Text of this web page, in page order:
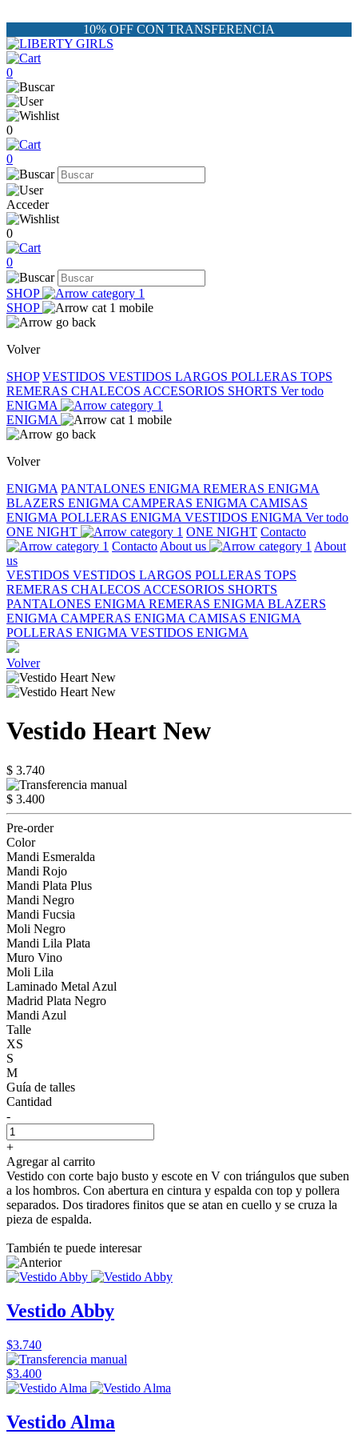
10% OFF CON TRANSFERENCIA
0
0
0
Acceder
0
0
SHOP
SHOP
Volver
SHOP VESTIDOS VESTIDOS LARGOS POLLERAS TOPS
REMERAS CHALECOS ACCESORIOS SHORTS Ver todo
ENIGMA
ENIGMA
Volver
ENIGMA PANTALONES ENIGMA REMERAS ENIGMA
BLAZERS ENIGMA CAMPERAS ENIGMA CAMISAS
ENIGMA POLLERAS ENIGMA VESTIDOS ENIGMA Ver todo
ONE NIGHT
ONE NIGHT Contacto
Contacto About us
About
us
VESTIDOS VESTIDOS LARGOS POLLERAS TOPS
REMERAS CHALECOS ACCESORIOS SHORTS
PANTALONES ENIGMA REMERAS ENIGMA BLAZERS
ENIGMA CAMPERAS ENIGMA CAMISAS ENIGMA
POLLERAS ENIGMA VESTIDOS ENIGMA
Volver
Vestido Heart New
$ 3.740
$ 3.400
Pre-order
Color
Mandi Esmeralda
Mandi Rojo
Mandi Plata Plus
Mandi Negro
Mandi Fucsia
Moli Negro
Mandi Lila Plata
Muro Vino
Moli Lila
Laminado Metal Azul
Madrid Plata Negro
Mandi Azul
Talle
XS
S
M
Guía de talles
Cantidad
-
+
Agregar al carrito
Vestido con corte bajo busto y escote en V con triángulos que suben
a los hombros. Con abertura en cintura y espalda con top y pollera
separados. Dos tiradores finitos que se atan en cuello y se cruza la
pieza de espalda.
También te puede interesar
Vestido Abby
$3.740
$3.400
Vestido Alma